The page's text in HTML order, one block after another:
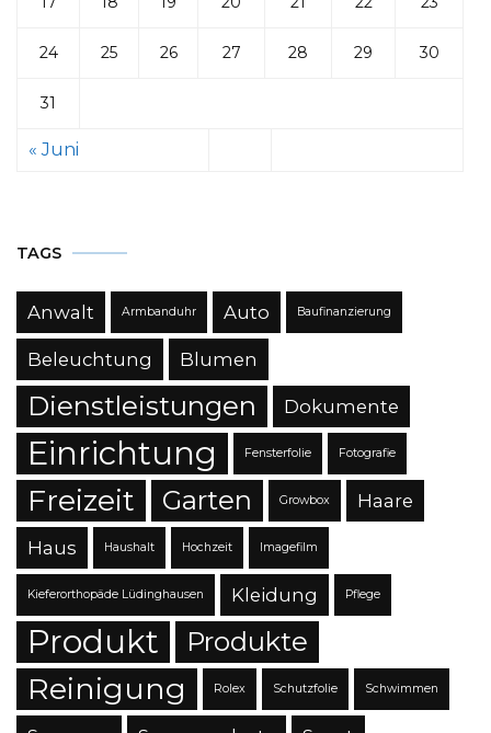
24 25 26 27 28 29 30
31
« Juni
TAGS
Anwalt Armbanduhr Auto Baufinanzierung
Beleuchtung Blumen
Dienstleistungen Dokumente
Einrichtung Fensterfolie Fotografie
Freizeit Garten Growbox Haare
Haus Haushalt Hochzeit Imagefilm
Kieferorthopäde Lüdinghausen Kleidung Pflege
Produkt Produkte
Reinigung Rolex Schutzfolie Schwimmen